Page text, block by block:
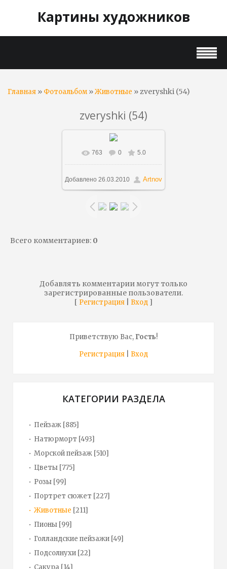
Картины художников
Главная » Фотоальбом»Животные » zveryshki (54)
zveryshki (54)
В реальном размере
1000x661 / 295.5Kb
763 0 5.0
Добавлено 26.03.2010 Artnov
Всего комментариев: 0
Добавлять комментарии могут только
зарегистрированные пользователи.
[ Регистрация Вход ]
Приветствую Вас,Гость!
Регистрация
Вход
КАТЕГОРИИ РАЗДЕЛА
Пейзаж [885]
Натюрморт [493]
Морской пейзаж [510]
Цветы [775]
Розы [99]
Портрет сюжет [227]
Животные [211]
Пионы [99]
Голландские пейзажи [49]
Подсолнухи [22]
Сакура [14]